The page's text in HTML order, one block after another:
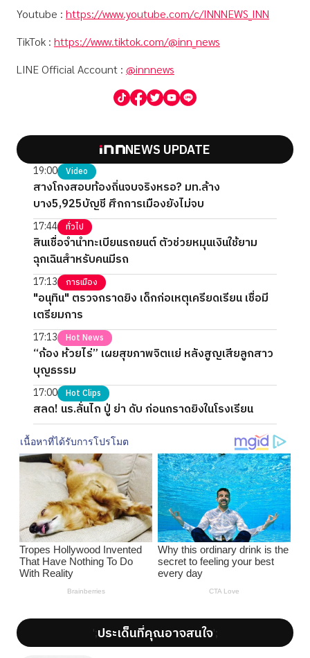
Youtube : https://www.youtube.com/c/INNNEWS_INN
TikTok : https://www.tiktok.com/@inn_news
LINE Official Account : @innnews
NEWS UPDATE
19:00 Video
สางโกงสอบท้องถิ่นจบจริงหรอ? มท.ล้าง
บาง5,925บัญชี ศึกการเมืองยังไม่จบ
17:44 ทั่วไป
สินเชื่อจำนำทะเบียนรถยนต์ ตัวช่วยหมุนเงินใช้ยาม
ฉุกเฉินสำหรับคนมีรถ
17:13 การเมือง
"อนุทิน" ตรวจกราดยิง เด็กก่อเหตุเครียดเรียน เชื่อมี
เตรียมการ
17:13 Hot News
“ก้อง ห้วยไร่” เผยสุขภาพจิตแย่ หลังสูญเสียลูกสาว
บุญธรรม
17:00 Hot Clips
สลด! นร.ลั่นไก ปู่ ย่า ดับ ก่อนกราดยิงในโรงเรียน
';ประเด็นที่คุณอาจสนใจ';